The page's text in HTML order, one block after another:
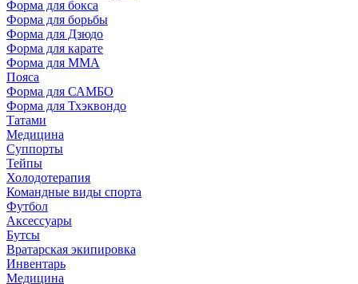
Форма для бокса
Форма для борьбы
Форма для Дзюдо
Форма для карате
Форма для MMA
Пояса
Форма для САМБО
Форма для Тхэквондо
Татами
Медицина
Суппорты
Тейпы
Холодотерапия
Командные виды спорта
Футбол
Аксессуары
Бутсы
Вратарская экипировка
Инвентарь
Медицина